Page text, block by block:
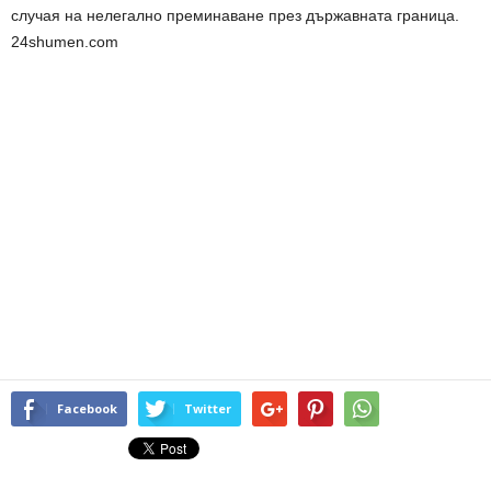
случая на нелегално преминаване през държавната граница.
24shumen.com
Facebook Twitter